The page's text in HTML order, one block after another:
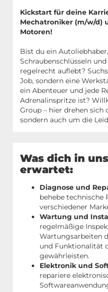
Kickstart für deine
Mechatroniker (m/w/d)
Motoren!
Bist du ein
Schraubenschlüsseln
regelrecht auflebt?
Job, sondern eine
ein Abenteuer und jede
Adrenalinspritze ist?
Group – hier drehen sich
sondern auch um die
Was dich in
erwartet:
Diagnose und
behebe technische
verschiedener
Wartung und
regelmäßige
Wartungsarbeiten
und Funktionalität
gewährleisten.
Elektronik und
repariere